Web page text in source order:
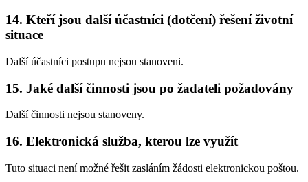
14. Kteří jsou další účastníci (dotčení) řešení životní
situace
Další účastníci postupu nejsou stanoveni.
15. Jaké další činnosti jsou po žadateli požadovány
Další činnosti nejsou stanoveny.
16. Elektronická služba, kterou lze využít
Tuto situaci není možné řešit zasláním žádosti elektronickou poštou.